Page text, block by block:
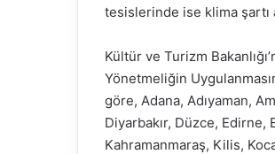
tesislerinde ise klima şartı
Kültür ve Turizm
Yönetmeliğin
göre, Adana, Adıyaman,
Diyarbakır, Düzce, Edirne,
Kahramanmaraş, Kilis,